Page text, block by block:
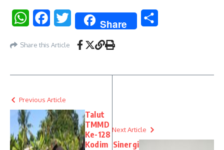
WhatsAppFacebookTwitter Share
Share this Article
Previous Article
Talut
TMMD
Ke-128
Kodim
Next Article
Sinergi